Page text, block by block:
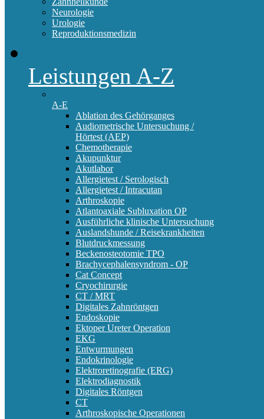
Neurologie
Urologie
Reproduktionsmedizin
Leistungen A-Z
A-E
Ablation des Gehörganges
Audiometrische Untersuchung /
Hörtest (AEP)
Chemotherapie
Akupunktur
Akutlabor
Allergietest / Serologisch
Allergietest / Intracutan
Arthroskopie
Atlantoaxiale Subluxation OP
Ausführliche klinische Untersuchung
Auslandshunde / Reisekrankheiten
Blutdruckmessung
Beckenosteotomie TPO
Brachycephalensyndrom - OP
Cat Concept
Cryochirurgie
CT / MRT
Digitales Zahnröntgen
Endoskopie
Ektoper Ureter Operation
EKG
Entwurmungen
Endokrinologie
Elektroretinografie (ERG)
Elektrodiagnostik
Digitales Röntgen
CT
Arthroskopische Operationen